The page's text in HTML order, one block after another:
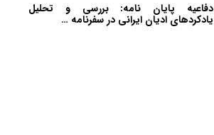
دفاعیه پایان نامه: بررسی و تحلیل
یادکردهای ادیان ایرانی در سفرنامه …